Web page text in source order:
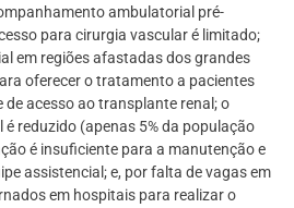
ambulatorial pré-
para cirurgia vascular é limitado;
em regiões afastadas dos grandes
oferecer o tratamento a pacientes
acesso ao transplante renal; o
reduzido (apenas 5% da população
é insuficiente para a manutenção e
assistencial; e, por falta de vagas em
em hospitais para realizar o